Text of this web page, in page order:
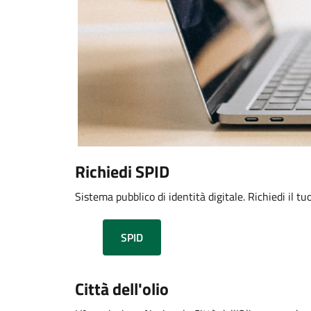
Richiedi SPID
Sistema pubblico di identità digitale. Richiedi il
SPID
Città dell'olio